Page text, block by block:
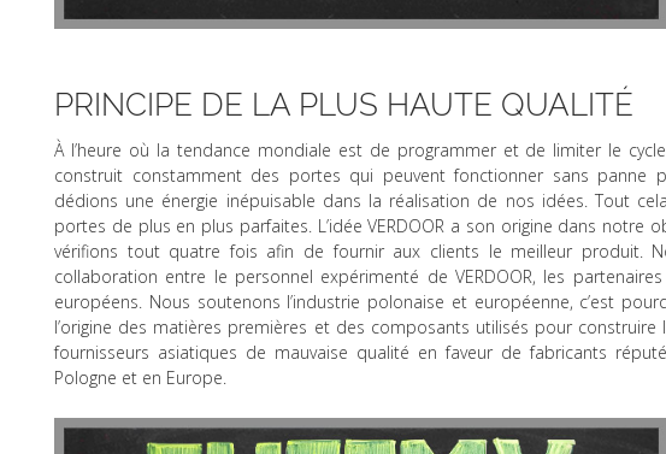
PRINCIPE DE LA PLUS HAUTE QUALITÉ
À l’heure où la tendance mondiale est de programmer et de limiter le
construit constamment des portes qui peuvent fonctionner sans panne
dédions une énergie inépuisable dans la réalisation de nos idées. Tout
portes de plus en plus parfaites. L’idée VERDOOR a son origine dans notre
vérifions tout quatre fois afin de fournir aux clients le meilleur produit.
collaboration entre le personnel expérimenté de VERDOOR, les
européens. Nous soutenons l’industrie polonaise et européenne, c’est
l’origine des matières premières et des composants utilisés pour
fournisseurs asiatiques de mauvaise qualité en faveur de fabricants
Pologne et en Europe.